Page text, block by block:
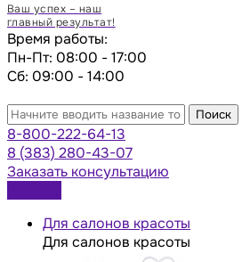
Ваш успех – наш
главный результат!
Время работы:
Пн-Пт: 08:00 - 17:00
Сб: 09:00 - 14:00
Поиск
8-800-222-64-13
8 (383) 280-43-07
Заказать консультацию
Для салонов красоты
Для салонов красоты